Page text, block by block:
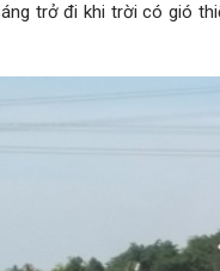
trở đi khi trời có gió